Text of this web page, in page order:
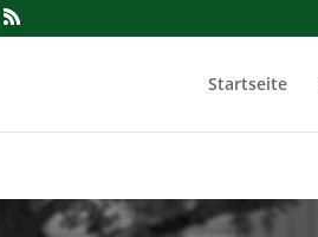
Startseite